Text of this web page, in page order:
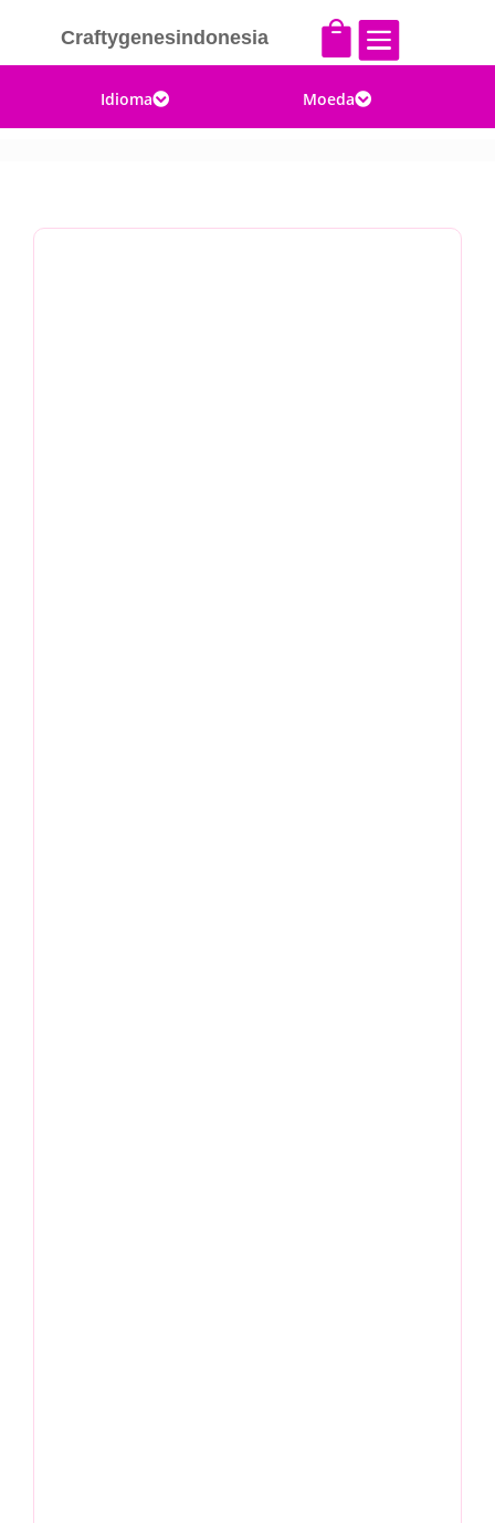
Craftygenesindonesia  
Idioma Moeda